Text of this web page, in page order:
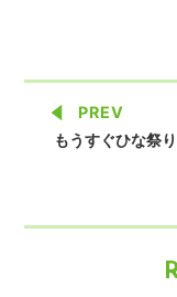
PREV
もうすぐひな祭り